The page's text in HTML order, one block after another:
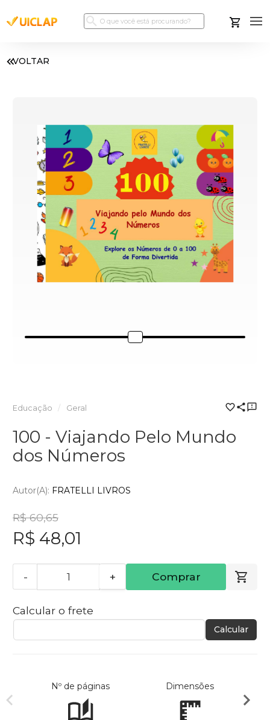
VOLTAR
Educação Geral
100 - Viajando Pelo Mundo
dos Números
Autor(a): FRATELLI LIVROS
R$ 60,65
R$ 48,01
- + Comprar
Calcular o frete
Calcular
Nº de páginas Dimensões